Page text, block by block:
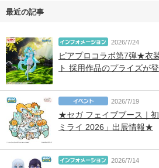
最近の記事
2026/7/24
ピアプロコラボ第7弾★衣
ト 採用作品のプライズが登
2026/7/19
★セガ フェイブブース｜
ミライ 2026」出展情報★
2026/7/14